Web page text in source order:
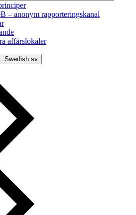
– anonym rapporteringskanal
affärslokaler
Swedish sv